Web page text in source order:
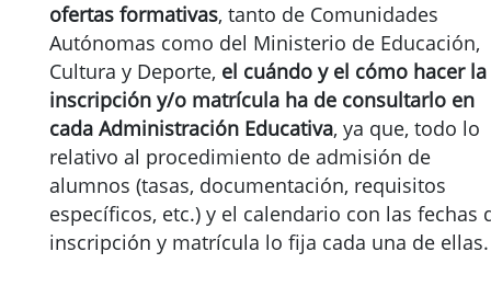
ofertas formativas, tanto de Comunidades
Autónomas como del Ministerio de Educación,
Cultura y Deporte, el cuándo y el cómo hacer la
inscripción y/o matrícula ha de consultarlo en
cada Administración Educativa, ya que, todo lo
relativo al procedimiento de admisión de
alumnos (tasas, documentación, requisitos
específicos, etc.) y el calendario con las fechas
inscripción y matrícula lo fija cada una de ellas.